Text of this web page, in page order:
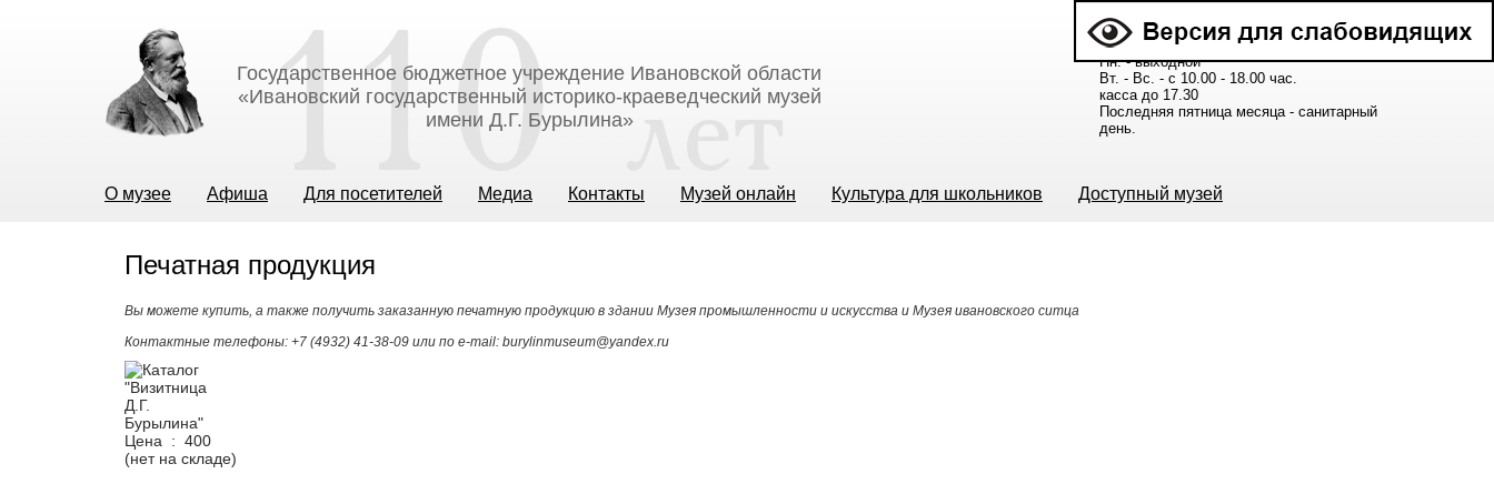
Государственное бюджетное учреждение Ивановской области
«Ивановский государственный историко-краеведческий музей
имени Д.Г. Бурылина»
Расписание работы музея:
Пн. - выходной
Вт. - Вс. - с 10.00 - 18.00 час.
касса до 17.30
Последняя пятница месяца - санитарный
день.
О музее Афиша Для посетителей Медиа Контакты Музей онлайн Культура для школьников Доступный музей
Печатная продукция
Вы можете купить, а также получить заказанную печатную продукцию в здании Музея промышленности и искусства и Музея ивановского ситца
Контактные телефоны: +7 (4932) 41-38-09 или по e-mail: burylinmuseum@yandex.ru
Цена : 400
(нет на складе)